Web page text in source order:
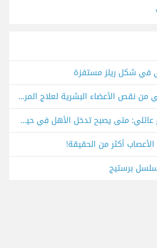
في شكل ريلز مستفزة
إلى متى سنعاني من نقص الأعضاء البشرية لعلاج المرضى؟ مسلسل عرض وطلب
مسلسل موضوع عائلي: متى يصبح تدخل الأهل في حياتنا عبئاً؟
أكثر من الحقيقة!
برستيج